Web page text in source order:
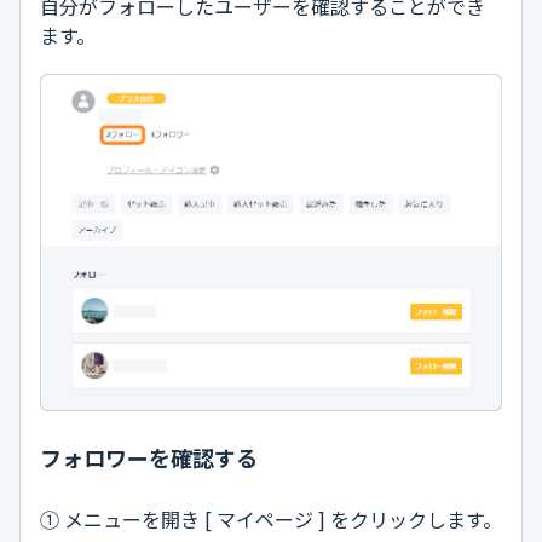
ます。
フォロワーを確認する
① メニューを開き [ マイページ ] をクリックします。